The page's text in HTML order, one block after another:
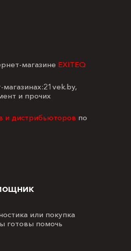
магазине EXITEQ
и прочих
и дистрибьюторов по
или покупка
готовы помочь